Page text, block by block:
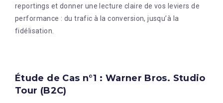
reportings et donner une lecture claire de vos leviers de
performance : du trafic à la conversion, jusqu’à la
fidélisation.
Étude de Cas n°1 : Warner Bros. Studio
Tour (B2C)